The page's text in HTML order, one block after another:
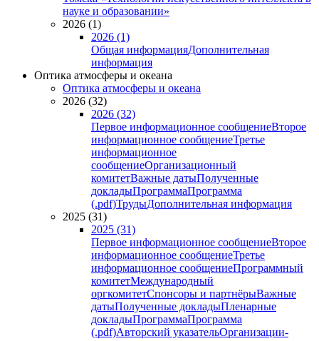
науке и образовании»
2026 (1)
2026 (1)
Общая информацияДополнительная
информация
Оптика атмосферы и океана
Оптика атмосферы и океана
2026 (32)
2026 (32)
Первое информационное сообщениеВторое
информационное сообщениеТретье
информационное
сообщениеОрганизационный
комитетВажные датыПолученные
докладыПрограммаПрограмма
(.pdf)ТрудыДополнительная информация
2025 (31)
2025 (31)
Первое информационное сообщениеВторое
информационное сообщениеТретье
информационное сообщениеПрограммный
комитетМеждународный
оргкомитетСпонсоры и партнёрыВажные
датыПолученные докладыПленарные
докладыПрограммаПрограмма
(.pdf)Авторский указательОрганизации-